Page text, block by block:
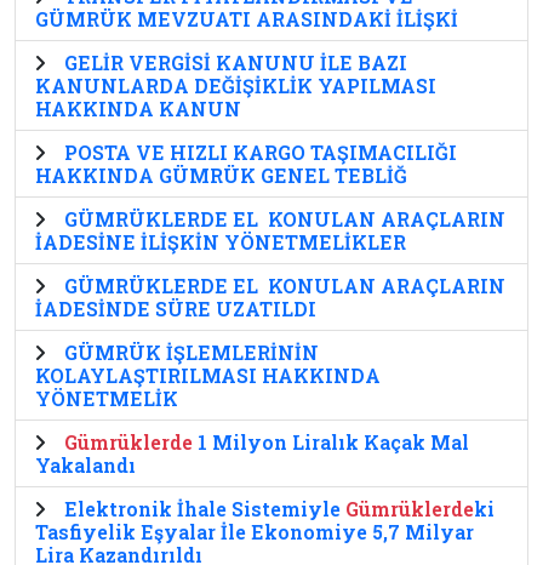
GÜMRÜK MEVZUATI ARASINDAKİ İLİŞKİ
GELİR VERGİSİ KANUNU İLE BAZI
KANUNLARDA DEĞİŞİKLİK YAPILMASI
HAKKINDA KANUN
POSTA VE HIZLI KARGO TAŞIMACILIĞI
HAKKINDA GÜMRÜK GENEL TEBLİĞ
GÜMRÜKLERDE EL KONULAN ARAÇLARIN
İADESİNE İLİŞKİN YÖNETMELİKLER
GÜMRÜKLERDE EL KONULAN ARAÇLARIN
İADESİNDE SÜRE UZATILDI
GÜMRÜK İŞLEMLERİNİN
KOLAYLAŞTIRILMASI HAKKINDA
YÖNETMELİK
Gümrüklerde 1 Milyon Liralık Kaçak Mal
Yakalandı
Elektronik İhale Sistemiyle Gümrüklerdeki
Tasfiyelik Eşyalar İle Ekonomiye 5,7 Milyar
Lira Kazandırıldı